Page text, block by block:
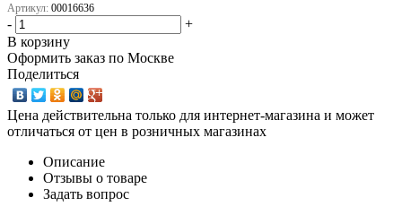
Артикул: 00016636
-
+
В корзину
Оформить заказ по Москве
Поделиться
Цена действительна только для интернет-магазина и может
отличаться от цен в розничных магазинах
Описание
Отзывы о товаре
Задать вопрос